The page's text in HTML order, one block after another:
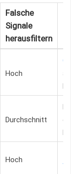
Falsche
Signale
herausfiltern
Hoch
Durchschnitt
Hoch